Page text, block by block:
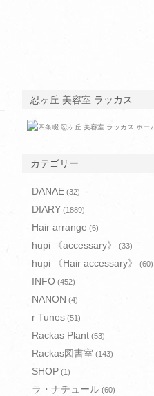
忍ヶ丘 美容室 ラッカス
カテゴリー
DANAE (32)
DIARY (1889)
Hair arrange (6)
hupi 《accessary》 (33)
hupi 《Hair accessary》 (60)
INFO (452)
NANON (4)
r Tunes (51)
Rackas Plant (53)
Rackas図書室 (143)
SHOP (1)
ラ・ナチュール (60)